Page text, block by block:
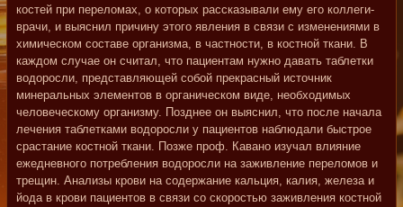
костей при переломах, о которых рассказывали ему его коллеги-
врачи, и выяснил причину этого явления в связи с изменениями в
химическом составе организма, в частности, в костной ткани. В
каждом случае он считал, что пациентам нужно давать таблетки
водоросли, представляющей собой прекрасный источник
минеральных элементов в органическом виде, необходимых
человеческому организму. Позднее он выяснил, что после начала
лечения таблетками водоросли у пациентов наблюдали быстрое
срастание костной ткани. Позже проф. Кавано изучал влияние
ежедневного потребления водоросли на заживление переломов и
трещин. Анализы крови на содержание кальция, калия, железа и
йода в крови пациентов в связи со скоростью заживления костной